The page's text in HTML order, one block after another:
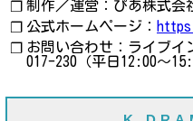
❐ 制作／運営：ぴあ株式
❐ 公式ホームページ：
❐ お問い合わせ：ライブイ
017-230（平日12:00～